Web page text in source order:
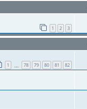
1 2 3
1 78 79 80 81 82